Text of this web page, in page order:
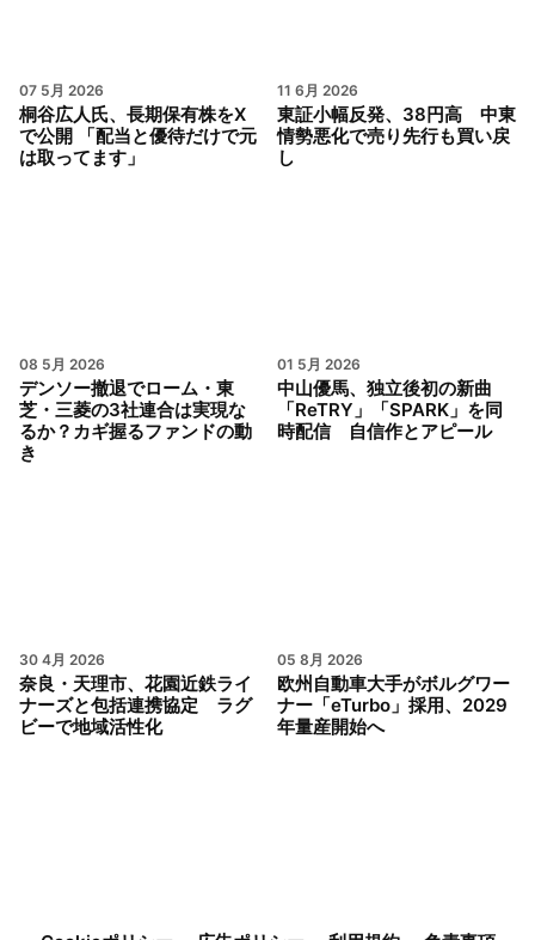
07 5月 2026
桐谷広人氏、長期保有株をX
で公開 「配当と優待だけで元
は取ってます」
11 6月 2026
東証小幅反発、38円高 中東
情勢悪化で売り先行も買い戻
し
08 5月 2026
デンソー撤退でローム・東
芝・三菱の3社連合は実現な
るか？カギ握るファンドの動
き
01 5月 2026
中山優馬、独立後初の新曲
「ReTRY」「SPARK」を同
時配信 自信作とアピール
30 4月 2026
奈良・天理市、花園近鉄ライ
ナーズと包括連携協定 ラグ
ビーで地域活性化
05 8月 2026
欧州自動車大手がボルグワー
ナー「eTurbo」採用、2029
年量産開始へ